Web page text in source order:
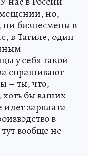
но,
бизнесмены в
в Тагиле, один
у себя такой
спрашивают
– ты, что,
хоть бы ваших
зарплата
в
вообще не